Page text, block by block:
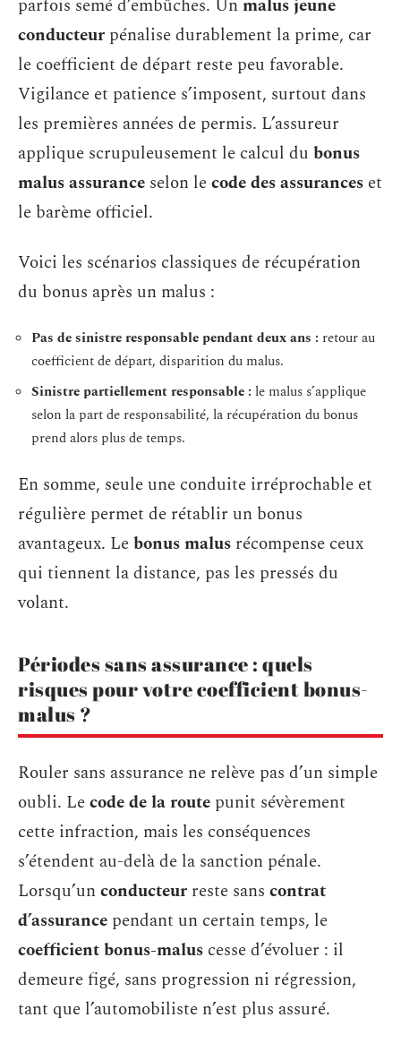
parfois semé d’embûches. Unmalus jeune
conducteur pénalise durablement la prime, car
le coefficient de départ reste peu favorable.
Vigilance et patience s’imposent, surtout dans
les premières années de permis. L’assureur
applique scrupuleusement le calcul du bonus
malus assurance selon lecode des assurances et
le barème officiel.
Voici les scénarios classiques de récupération
du bonus après un malus :
Pas de sinistre responsable pendant deux ans : retour au
coefficient de départ, disparition du malus.
Sinistre partiellement responsable : le malus s’applique
selon la part de responsabilité, la récupération du bonus
prend alors plus de temps.
En somme, seule une conduite irréprochable et
régulière permet de rétablir un bonus
avantageux. Lebonus malus récompense ceux
qui tiennent la distance, pas les pressés du
volant.
Périodes sans assurance : quels
risques pour votre coefficient bonus-
malus ?
Rouler sans assurance ne relève pas d’un simple
oubli. Lecode de la route punit sévèrement
cette infraction, mais les conséquences
s’étendent au-delà de la sanction pénale.
Lorsqu’unconducteur reste sans contrat
d’assurance pendant un certain temps, le
coefficient bonus-malus cesse d’évoluer : il
demeure figé, sans progression ni régression,
tant que l’automobiliste n’est plus assuré.